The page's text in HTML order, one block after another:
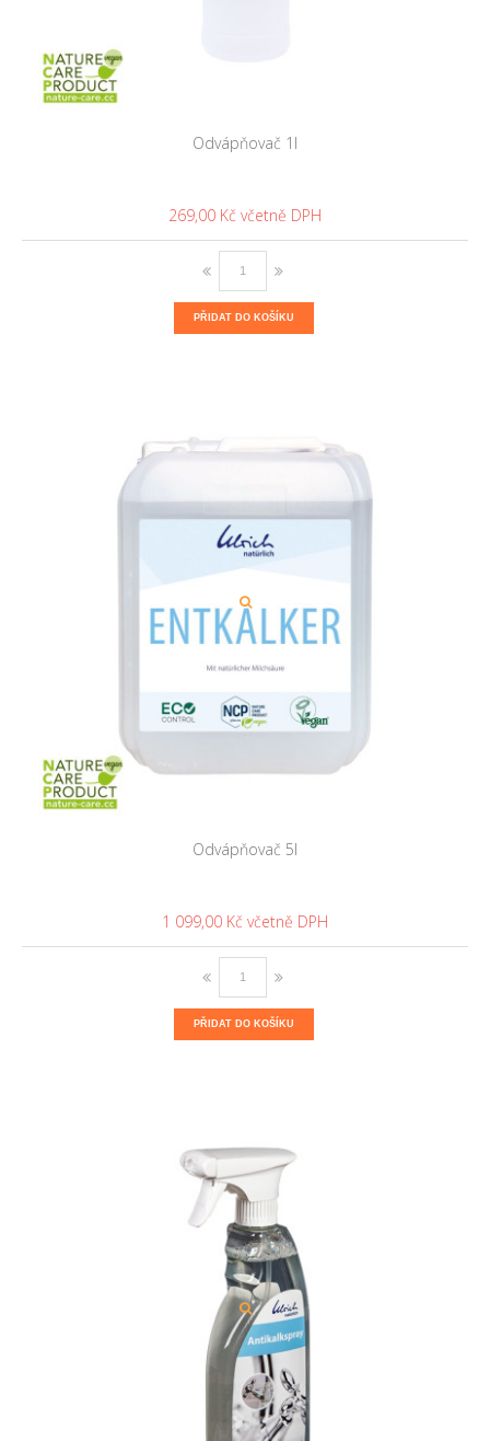
Odvápňovač 1l
269,00 Kč
PŘIDAT DO KOŠÍKU
Odvápňovač 5l
1 099,00 Kč
PŘIDAT DO KOŠÍKU